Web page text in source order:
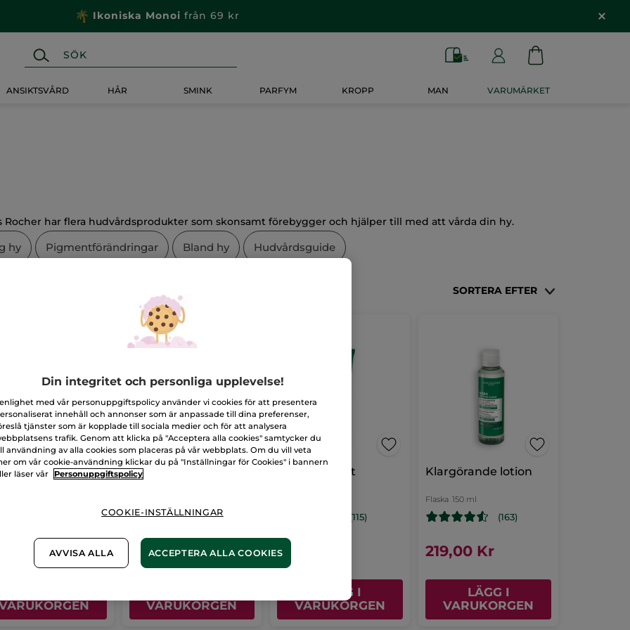
Ikoniska Monoi från 69 kr
ANSIKTSVÅRD HÅR SMINK PARFYM KROPP MAN VARUMÄRKET
har flera hudvårdsprodukter som skonsamt förebygger och hjälper till med att vårda din hy.
hy Pigmentförändringar Bland hy Hudvårdsguide
SORTERA EFTER
vård
blemmor
Kr
Korrigerande serum
mot blemmor
(388)
449,00 Kr
VARUKORGEN
SOS vård mot
(115)
299,00 Kr
LÄGG I
VARUKORGEN
Klargörande lotion
Flaska 150 ml
(163)
219,00 Kr
LÄGG I
VARUKORGEN
Din integritet och personliga upplevelse!
med vår personuppgiftspolicy använder vi cookies för att presentera
innehåll och annonser som är anpassade till dina preferenser,
tjänster som är kopplade till sociala medier och för att analysera
trafik. Genom att klicka på "Acceptera alla cookies" samtycker du
användning av alla cookies som placeras på vår webbplats. Om du vill veta
om vår cookie-användning klickar du på "Inställningar för Cookies" i bannern
läser vår
Personuppgiftspolicy
COOKIE-INSTÄLLNINGAR
AVVISA ALLA ACCEPTERA ALLA COOKIES